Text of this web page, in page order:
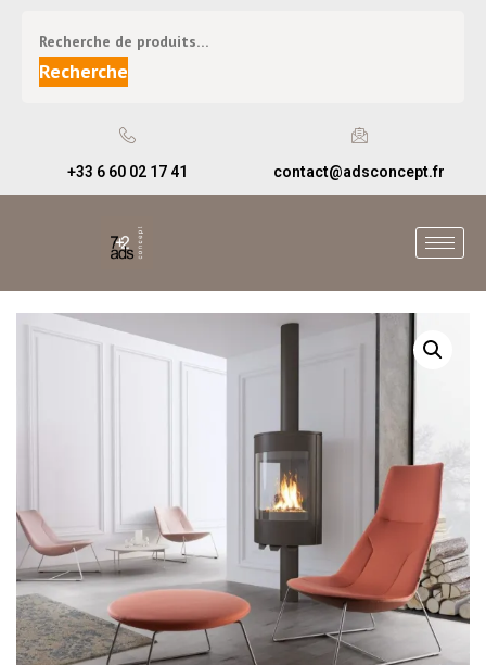
Recherche
+33 6 60 02 17 41 contact@adsconcept.fr